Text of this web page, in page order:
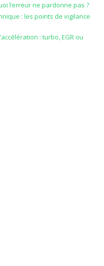
l’erreur ne pardonne pas ?
: les points de vigilance
: turbo, EGR ou